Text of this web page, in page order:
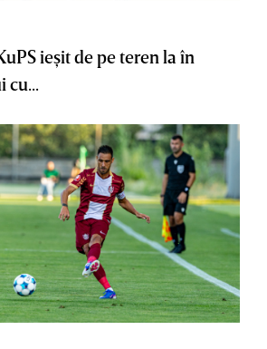
ieşit de pe teren la în
cu...